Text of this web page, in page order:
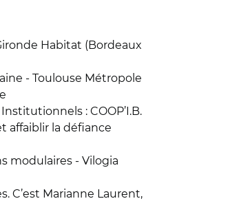
Habitat (Bordeaux
- Toulouse Métropole
: COOP’I.B.
affaiblir la défiance
modulaires - Vilogia
C’est Marianne Laurent,